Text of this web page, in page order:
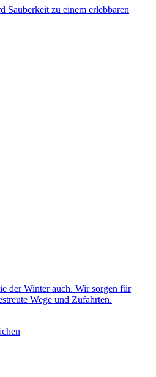
Sauberkeit zu einem erlebbaren
der Winter auch. Wir sorgen für
Wege und Zufahrten.